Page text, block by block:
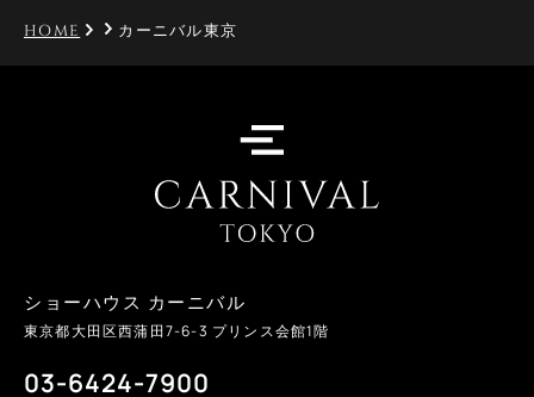
HOME カーニバル東京
ショーハウス カーニバル
東京都大田区西蒲田7-6-3 プリンス会館1階
03-6424-7900